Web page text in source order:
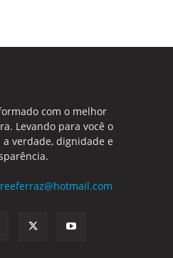
com o melhor
Levando para você o
verdade, dignidade e